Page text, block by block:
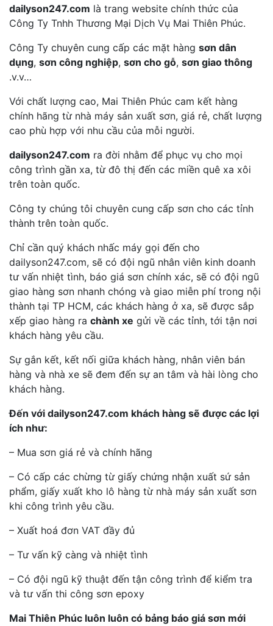
dailyson247.com là trang website chính thức của
Công Ty Tnhh Thương Mại Dịch Vụ Mai Thiên Phúc.
Công Ty chuyên cung cấp các mặt hàng sơn dân
dụng, sơn công nghiệp, sơn cho gỗ, sơn giao thông
.v.v…
Với chất lượng cao, Mai Thiên Phúc cam kết hàng
chính hãng từ nhà máy sản xuất sơn, giá rẻ, chất lượng
cao phù hợp với nhu cầu của mỗi người.
dailyson247.com ra đời nhằm để phục vụ cho mọi
công trình gần xa, từ đô thị đến các miền quê xa xôi
trên toàn quốc.
Công ty chúng tôi chuyên cung cấp sơn cho các tỉnh
thành trên toàn quốc.
Chỉ cần quý khách nhấc máy gọi đến cho
dailyson247.com, sẽ có đội ngũ nhân viên kinh doanh
tư vấn nhiệt tình, báo giá sơn chính xác, sẽ có đội ngũ
giao hàng sơn nhanh chóng và giao miễn phí trong nội
thành tại TP HCM, các khách hàng ở xa, sẽ được sắp
xếp giao hàng ra chành xe gửi về các tỉnh, tới tận nơi
khách hàng yêu cầu.
Sự gắn kết, kết nối giữa khách hàng, nhân viên bán
hàng và nhà xe sẽ đem đến sự an tâm và hài lòng cho
khách hàng.
Đến với dailyson247.com khách hàng sẽ được các lợi
ích như:
– Mua sơn giá rẻ và chính hãng
– Có cấp các chừng từ giấy chứng nhận xuất sứ sản
phẩm, giấy xuất kho lô hàng từ nhà máy sản xuất sơn
khi công trình yêu cầu.
– Xuất hoá đơn VAT đầy đủ
– Tư vấn kỹ càng và nhiệt tình
– Có đội ngũ kỹ thuật đến tận công trình để kiểm tra
và tư vấn thi công sơn epoxy
Mai Thiên Phúc luôn luôn có bảng báo giá sơn mới